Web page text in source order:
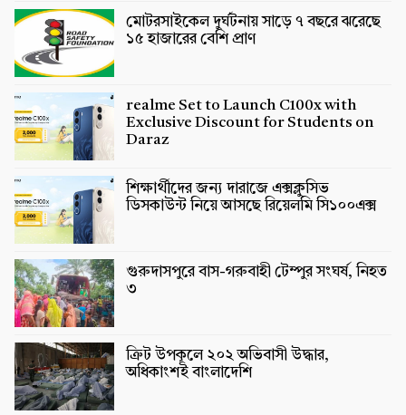
মোটরসাইকেল দুর্ঘটনায় সাড়ে ৭ বছরে ঝরেছে
১৫ হাজারের বেশি প্রাণ
realme Set to Launch C100x with
Exclusive Discount for Students on
Daraz
শিক্ষার্থীদের জন্য দারাজে এক্সক্লুসিভ
ডিসকাউন্ট নিয়ে আসছে রিয়েলমি সি১০০এক্স
গুরুদাসপুরে বাস-গরুবাহী টেম্পুর সংঘর্ষ, নিহত
৩
ক্রিট উপকূলে ২০২ অভিবাসী উদ্ধার,
অধিকাংশই বাংলাদেশি